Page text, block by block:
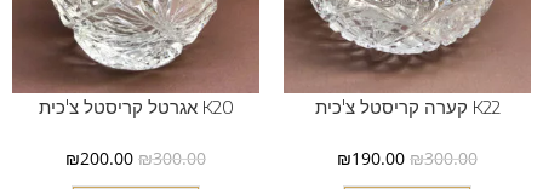
K22 קערה קריסטל צ'כית
₪300.00
₪190.00
K20 אגרטל קריסטל צ'כית
₪300.00
₪200.00